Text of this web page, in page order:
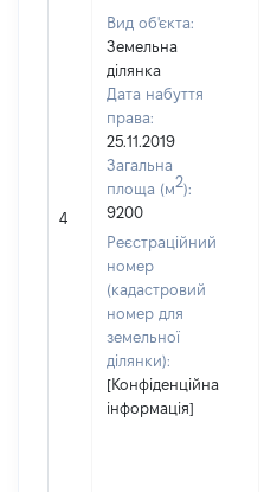
4
Вид об'єкта:
Земельна
ділянка
Дата набуття
права:
25.11.2019
Загальна
площа (м2):
9200
Реєстраційний
номер
(кадастровий
номер для
земельної
ділянки):
[Конфіденційна
інформація]